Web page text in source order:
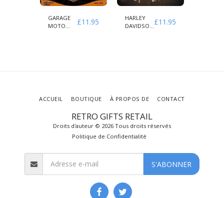
GARAGE
MOTO
£11.95
HARLEY
DAVIDSON
£11.95
RETRO GIFTS RETAIL
Droits d'auteur © 2026 Tous droits réservés
Politique de Confidentialité
ACCUEIL BOUTIQUE À PROPOS DE CONTACT
S'ABONNER